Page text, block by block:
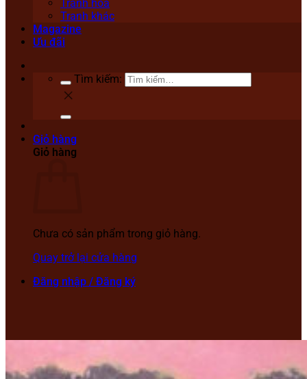
Tranh hoa
Tranh khác
Magazine
Ưu đãi
Tìm kiếm:
Giỏ hàng
Giỏ hàng
Chưa có sản phẩm trong giỏ hàng.
Quay trở lại cửa hàng
Đăng nhập / Đăng ký